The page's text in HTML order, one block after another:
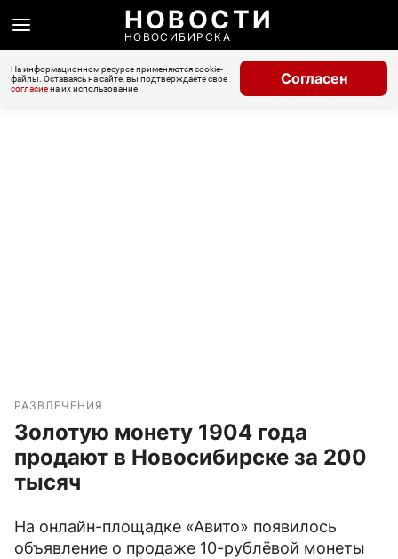
НОВОСТИ
НОВОСИБИРСКА
На информационном ресурсе применяются cookie-
файлы. Оставаясь на сайте, вы подтверждаете свое
согласиена их использование.
Согласен
РАЗВЛЕЧЕНИЯ
Золотую монету 1904 года
продают в Новосибирске за 200
тысяч
На онлайн-площадке «Авито» появилось
объявление о продаже 10-рублёвой монеты